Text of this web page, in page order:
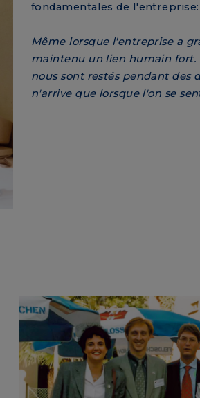
fondamentales de l'entreprise:
Même lorsque l'entreprise a
maintenu un lien humain fort.
nous sont restés pendant des
n'arrive que lorsque l'on se